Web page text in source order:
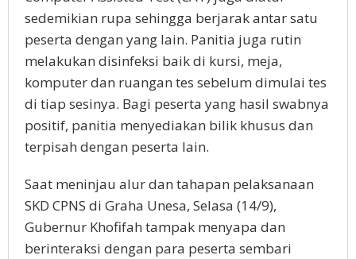
sedemikian rupa sehingga berjarak antar satu
peserta dengan yang lain. Panitia juga rutin
melakukan disinfeksi baik di kursi, meja,
komputer dan ruangan tes sebelum dimulai tes
di tiap sesinya. Bagi peserta yang hasil swabnya
positif, panitia menyediakan bilik khusus dan
terpisah dengan peserta lain.
Saat meninjau alur dan tahapan pelaksanaan
SKD CPNS di Graha Unesa, Selasa (14/9),
Gubernur Khofifah tampak menyapa dan
berinteraksi dengan para peserta sembari